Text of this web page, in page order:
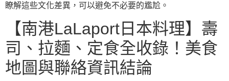
瞭解這些文化差異，可以避免不必要的尷尬。
【南港LaLaport日本料理】壽
司、拉麵、定食全收錄！美食
地圖與聯絡資訊結論